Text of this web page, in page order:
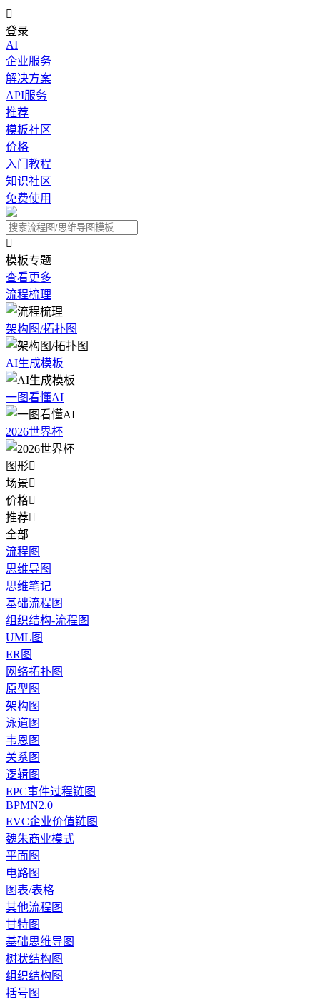

登录
AI
企业服务
解决方案
API服务
推荐
模板社区
价格
入门教程
知识社区
免费使用

模板专题
查看更多
流程梳理
架构图/拓扑图
AI生成模板
一图看懂AI
2026世界杯
图形
场景
价格
推荐
全部
流程图
思维导图
思维笔记
基础流程图
组织结构-流程图
UML图
ER图
网络拓扑图
原型图
架构图
泳道图
韦恩图
关系图
逻辑图
EPC事件过程链图
BPMN2.0
EVC企业价值链图
魏朱商业模式
平面图
电路图
图表/表格
其他流程图
甘特图
基础思维导图
树状结构图
组织结构图
括号图